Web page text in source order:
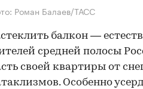
Роман Балаев/ТАСС
балкон —
средней полосы
своей квартиры от
Особенно